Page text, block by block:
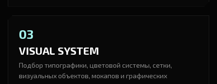
03
VISUAL SYSTEM
Подбор типографики, цветовой системы, сетки,
визуальных объектов, мокапов и графических